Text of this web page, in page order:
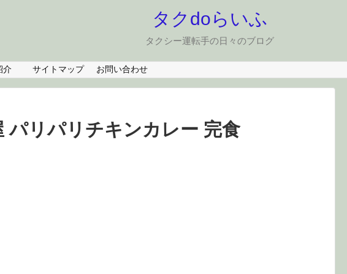
タクdoらいふ
タクシー運転手の日々のブログ
介 サイトマップ お問い合わせ
パリパリチキンカレー 完食